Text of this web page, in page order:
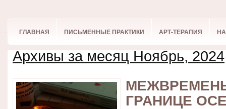
ГЛАВНАЯ ПИСЬМЕННЫЕ ПРАКТИКИ АРТ-ТЕРАПИЯ
Архивы за месяц Ноябрь, 2024
ГРАНИЦЕ